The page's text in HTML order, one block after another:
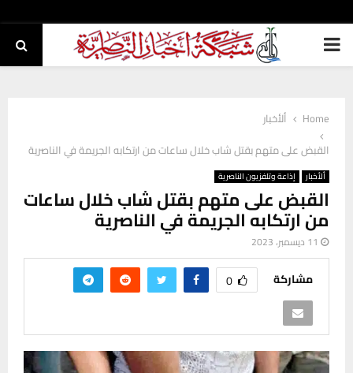
PRIMARY
Home
ألأخبار
القبض على متهم بقتل شاب خلال ساعات من ارتكابه الجريمة في الناصرية
ألأخبار إذاعة وتلفزيون الناصرية
القبض على متهم بقتل شاب خلال ساعات
من ارتكابه الجريمة في الناصرية
11 ديسمبر، 2023
مشاركة 0